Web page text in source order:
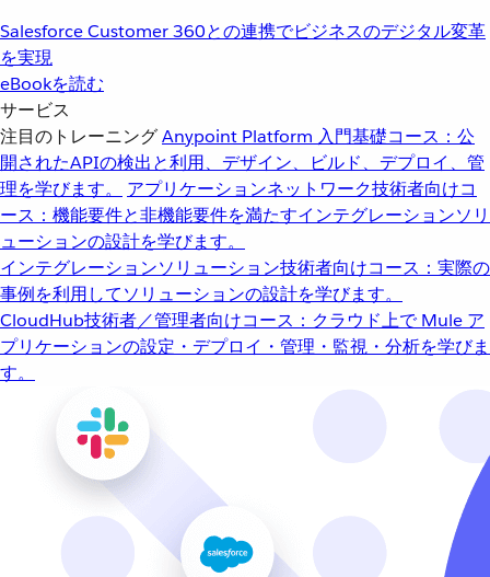
Salesforce Customer 360との連携でビジネスのデジタル変革
を実現
eBookを読む
サービス
注目のトレーニングAnypoint Platform 入門基礎コース：公
開されたAPIの検出と利用、デザイン、ビルド、デプロイ、管
理を学びます。
アプリケーションネットワーク技術者向けコ
ース：機能要件と非機能要件を満たすインテグレーションソリ
ューションの設計を学びます。
インテグレーションソリューション技術者向けコース：実際の
事例を利用してソリューションの設計を学びます。
CloudHub技術者／管理者向けコース：クラウド上で Mule ア
プリケーションの設定・デプロイ・管理・監視・分析を学びま
す。